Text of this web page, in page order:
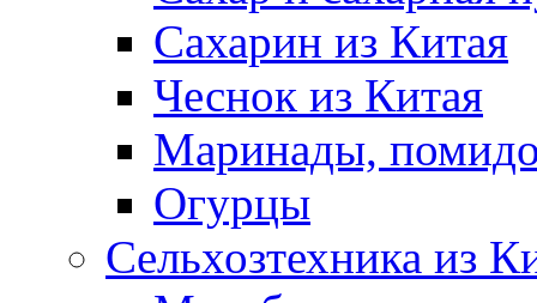
Сахарин из Китая
Чеснок из Китая
Маринады,
Огурцы
Сельхозтехника из